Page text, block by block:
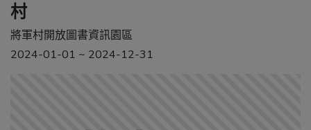
村
將軍村開放圖書資訊園區
2024-01-01 ~ 2024-12-31